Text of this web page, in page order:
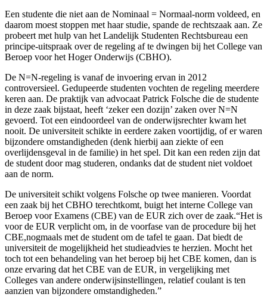
Een studente die niet aan de Nominaal = Normaal-norm voldeed, en
daarom moest stoppen met haar studie, spande de rechtszaak aan. Ze
probeert met hulp van het Landelijk Studenten Rechtsbureau een
principe-uitspraak over de regeling af te dwingen bij het College van
Beroep voor het Hoger Onderwijs (CBHO).
De N=N-regeling is vanaf de invoering ervan in 2012
controversieel. Gedupeerde studenten vochten de regeling meerdere
keren aan. De praktijk van advocaat Patrick Folsche die de studente
in deze zaak bijstaat, heeft ‘zeker een dozijn’ zaken over N=N
gevoerd. Tot een eindoordeel van de onderwijsrechter kwam het
nooit. De universiteit schikte in eerdere zaken voortijdig, of er waren
bijzondere omstandigheden (denk hierbij aan ziekte of een
overlijdensgeval in de familie) in het spel. Dit kan een reden zijn dat
de student door mag studeren, ondanks dat de student niet voldoet
aan de norm.
De universiteit schikt volgens Folsche op twee manieren. Voordat
een zaak bij het CBHO terechtkomt, buigt het interne College van
Beroep voor Examens (CBE) van de EUR zich over de zaak.“Het is
voor de EUR verplicht om, in de voorfase van de procedure bij het
CBE,nogmaals met de student om de tafel te gaan. Dat biedt de
universiteit de mogelijkheid het studieadvies te herzien. Mocht het
toch tot een behandeling van het beroep bij het CBE komen, dan is
onze ervaring dat het CBE van de EUR, in vergelijking met
Colleges van andere onderwijsinstellingen, relatief coulant is ten
aanzien van bijzondere omstandigheden.”